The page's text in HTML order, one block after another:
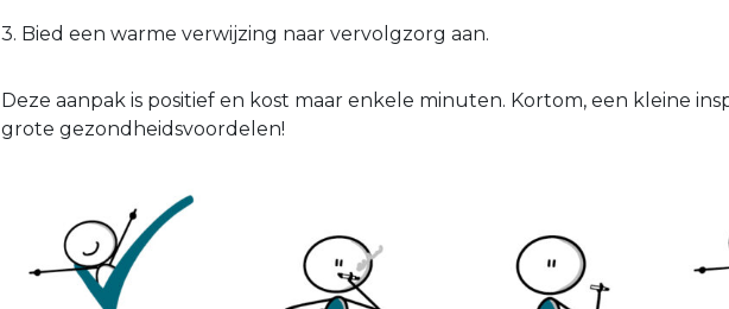
3. Bied een warme verwijzing naar vervolgzorg aan.
Deze aanpak is positief en kost maar enkele minuten. Kortom, een kleine
grote gezondheidsvoordelen!